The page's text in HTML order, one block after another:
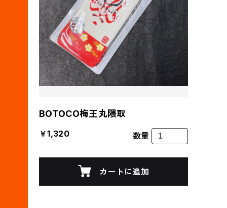
BOTOCO梅王丸隈取
￥1,320 数量
カートに追加